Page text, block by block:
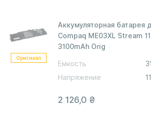
Оригинал
Аккумуляторная батарея
Compaq ME03XL Stream
3100mAh Orig
Емкость
Напряжение
2 126,0 ₴